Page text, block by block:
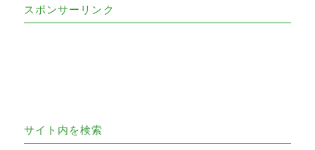
スポンサーリンク
サイト内を検索